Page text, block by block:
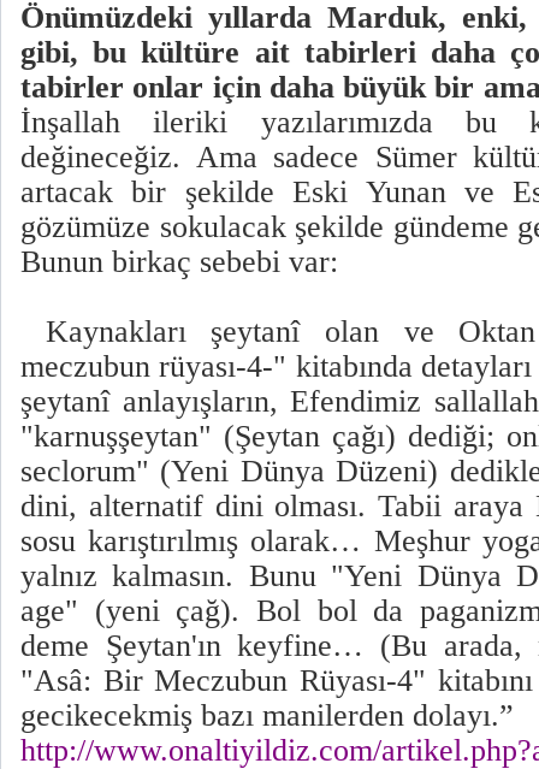
Önümüzdeki yıllarda Marduk,
gibi, bu kültüre ait tabirleri daha
tabirler onlar için daha büyük bir
İnşallah ileriki yazılarımızda bu
değineceğiz. Ama sadece Sümer
artacak bir şekilde Eski Yunan ve
gözümüze sokulacak şekilde gündeme
Bunun birkaç sebebi var:
Kaynakları şeytanî olan ve
meczubun rüyası-4-" kitabında
şeytanî anlayışların, Efendimiz
"karnuşşeytan" (Şeytan çağı) dediği;
seclorum" (Yeni Dünya Düzeni)
dini, alternatif dini olması. Tabii
sosu karıştırılmış olarak… Meşhur
yalnız kalmasın. Bunu "Yeni Dünya
age" (yeni çağ). Bol bol da
deme Şeytan'ın keyfine… (Bu arada,
"Asâ: Bir Meczubun Rüyası-4"
gecikecekmiş bazı manilerden dolayı.”
http://www.onaltiyildiz.com/